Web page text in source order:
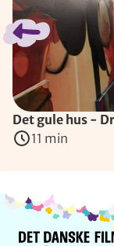
Det gule hus -
11 min